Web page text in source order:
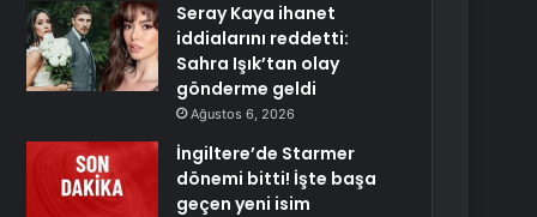
Seray Kaya ihanet
iddialarını reddetti:
Sahra Işık’tan olay
gönderme geldi
Ağustos 6, 2026
İngiltere’de Starmer
dönemi bitti! İşte başa
geçen yeni isim